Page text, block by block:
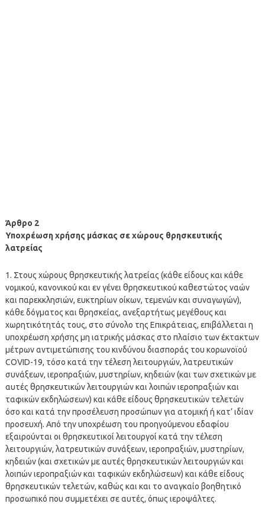
Άρθρο 2
Υποχρέωση χρήσης μάσκας σε χώρους θρησκευτικής
λατρείας
1. Στους χώρους θρησκευτικής λατρείας (κάθε είδους και κάθε
νομικού, κανονικού και εν γένει θρησκευτικού καθεστώτος ναών
και παρεκκλησιών, ευκτηρίων οίκων, τεμενών και συναγωγών),
κάθε δόγματος και θρησκείας, ανεξαρτήτως μεγέθους και
χωρητικότητάς τους, στο σύνολο της Επικράτειας, επιβάλλεται η
υποχρέωση χρήσης μη ιατρικής μάσκας στο πλαίσιο των έκτακτων
μέτρων αντιμετώπισης του κινδύνου διασποράς του κορωνοϊού
COVID-19, τόσο κατά την τέλεση λειτουργιών, λατρευτικών
συνάξεων, ιεροπραξιών, μυστηρίων, κηδειών (και των σχετικών με
αυτές θρησκευτικών λειτουργιών και λοιπών ιεροπραξιών και
ταφικών εκδηλώσεων) και κάθε είδους θρησκευτικών τελετών
όσο και κατά την προσέλευση προσώπων για ατομική ή κατ’ ιδίαν
προσευχή. Από την υποχρέωση του προηγούμενου εδαφίου
εξαιρούνται οι θρησκευτικοί λειτουργοί κατά την τέλεση
λειτουργιών, λατρευτικών συνάξεων, ιεροπραξιών, μυστηρίων,
κηδειών (και σχετικών με αυτές θρησκευτικών λειτουργιών και
λοιπών ιεροπραξιών και ταφικών εκδηλώσεων) και κάθε είδους
θρησκευτικών τελετών, καθώς και και το αναγκαίο βοηθητικό
προσωπικό που συμμετέχει σε αυτές, όπως ιεροψάλτες.